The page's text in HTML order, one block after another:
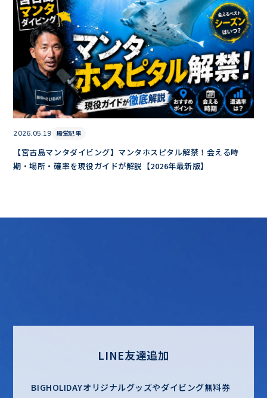
2026.05.19 殿堂記事
【宮古島マンタダイビング】マンタホスピタル解禁！会える時
期・場所・確率を現役ガイドが解説【2026年最新版】
LINE友達追加
BIGHOLIDAYオリジナルグッズやダイビング無料券